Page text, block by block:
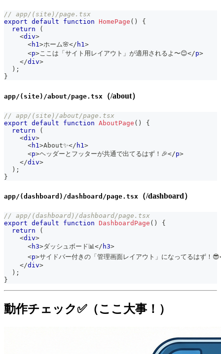
// app/(site)/page.tsx
export default function HomePage ( )
{
return
(
<div>
<h1>ホーム🌸</ h1>
<p>ここは「サイト用レイアウト」が適用されるよ〜😊</p>
</div>
) ;
}
app/(site)/about/page.tsx （/about）
// app/(site)/about/page.tsx
export default function AboutPage ( )
{
return
(
<div>
<h1 >About✨</ h1 >
<p>ヘッダーとフッターが共通で出てるはず！🎉</p>
</div>
) ;
}
app/(dashboard)/dashboard/page.tsx （/dashboard）
// app/(dashboard)/dashboard/page.tsx
export default function DashboardPage ( )
{
return
(
<div>
<h3>ダッシュボード📊</ h3>
<p>サイドバー付きの「管理画面レイアウト」になってるはず！😎
</div>
) ;
}
動作チェック✅（ここ大事！）